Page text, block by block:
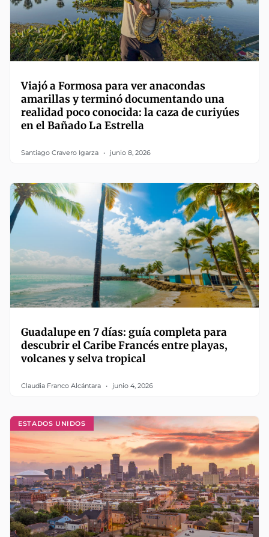
Viajó a Formosa para ver anacondas
amarillas y terminó documentando una
realidad poco conocida: la caza de curiyúes
en el Bañado La Estrella
Santiago Cravero Igarza junio 8, 2026
Guadalupe en 7 días: guía completa para
descubrir el Caribe Francés entre playas,
volcanes y selva tropical
Claudia Franco Alcántara junio 4, 2026
ESTADOS UNIDOS